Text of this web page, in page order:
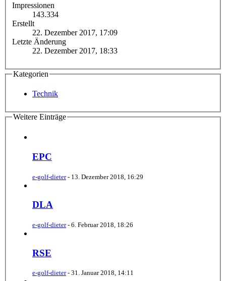
Impressionen
143.334
Erstellt
22. Dezember 2017, 17:09
Letzte Änderung
22. Dezember 2017, 18:33
Kategorien
Technik
Weitere Einträge
EPC
e-golf-dieter- 13. Dezember 2018, 16:29
DLA
e-golf-dieter- 6. Februar 2018, 18:26
RSE
e-golf-dieter- 31. Januar 2018, 14:11